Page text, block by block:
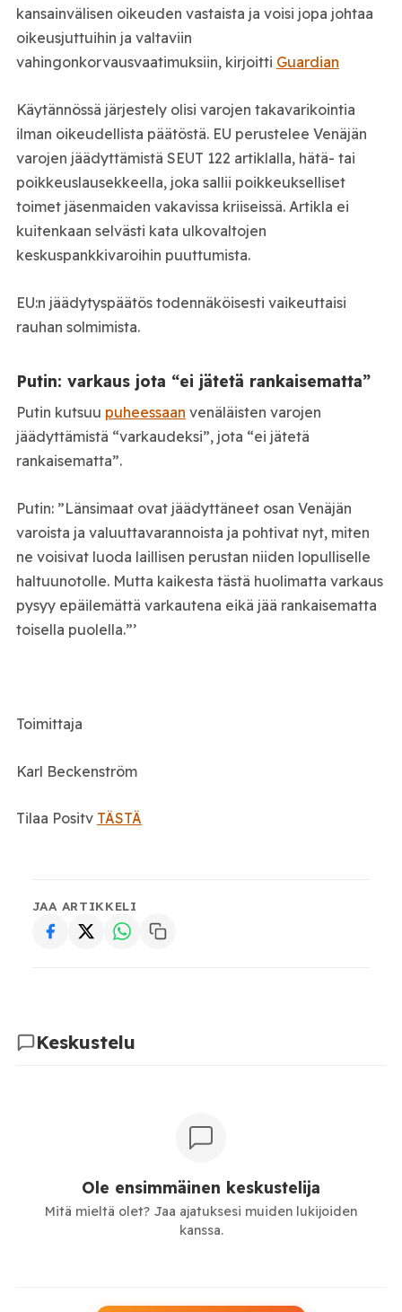
kansainvälisen oikeuden vastaista ja voisi jopa johtaa
oikeusjuttuihin ja valtaviin
vahingonkorvausvaatimuksiin, kirjoitti Guardian
Käytännössä järjestely olisi varojen takavarikointia
ilman oikeudellista päätöstä. EU perustelee Venäjän
varojen jäädyttämistä SEUT 122 artiklalla, hätä- tai
poikkeuslausekkeella, joka sallii poikkeukselliset
toimet jäsenmaiden vakavissa kriiseissä. Artikla ei
kuitenkaan selvästi kata ulkovaltojen
keskuspankkivaroihin puuttumista.
EU:n jäädytyspäätös todennäköisesti vaikeuttaisi
rauhan solmimista.
Putin: varkaus jota “ei jätetä rankaisematta”
Putin kutsuu puheessaan venäläisten varojen
jäädyttämistä “varkaudeksi”, jota “ei jätetä
rankaisematta”.
Putin: ”Länsimaat ovat jäädyttäneet osan Venäjän
varoista ja valuuttavarannoista ja pohtivat nyt, miten
ne voisivat luoda laillisen perustan niiden lopulliselle
haltuunotolle. Mutta kaikesta tästä huolimatta varkaus
pysyy epäilemättä varkautena eikä jää rankaisematta
toisella puolella.”’
Toimittaja
Karl Beckenström
Tilaa Positv TÄSTÄ
JAA ARTIKKELI
Keskustelu
Ole ensimmäinen keskustelija
Mitä mieltä olet? Jaa ajatuksesi muiden lukijoiden
kanssa.